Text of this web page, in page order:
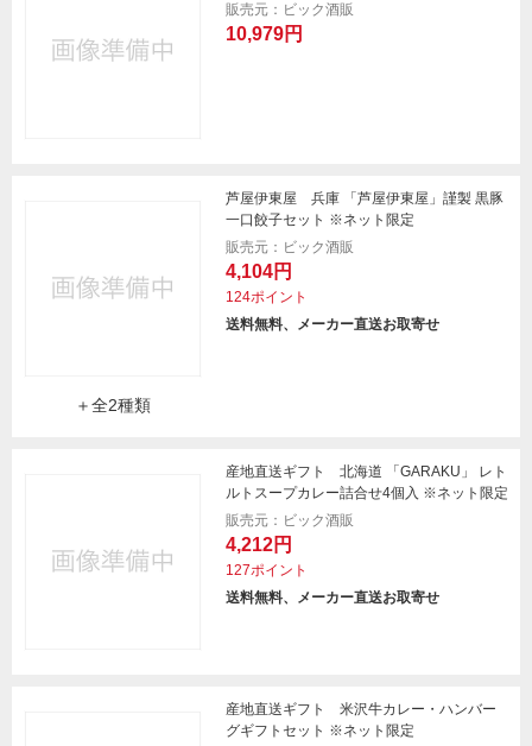
販売元：ビック酒販
10,979円
＋全2種類
芦屋伊東屋 兵庫 「芦屋伊東屋」謹製 黒豚
一口餃子セット ※ネット限定
販売元：ビック酒販
4,104円
124ポイント
送料無料、メーカー直送お取寄せ
産地直送ギフト 北海道 「GARAKU」 レト
ルトスープカレー詰合せ4個入 ※ネット限定
販売元：ビック酒販
4,212円
127ポイント
送料無料、メーカー直送お取寄せ
産地直送ギフト 米沢牛カレー・ハンバー
グギフトセット ※ネット限定